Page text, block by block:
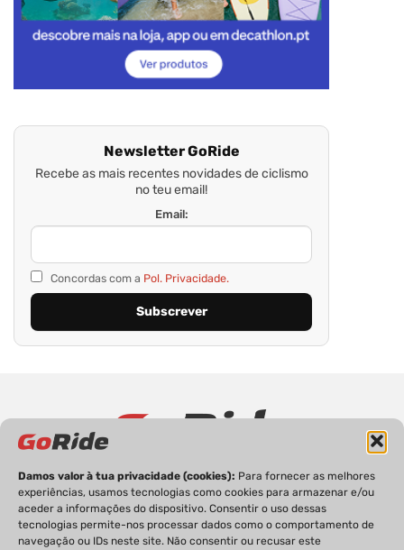
Damos valor à tua privacidade (cookies): Para fornecer as melhores
experiências, usamos tecnologias como cookies para armazenar e/ou
aceder a informações do dispositivo. Consentir o uso dessas
tecnologias permite-nos processar dados como o comportamento de
navegação ou IDs neste site. Não consentir ou recusar este
Newsletter GoRide
Recebe as mais recentes novidades de ciclismo
no teu email!
Email:
Concordas com a Pol. Privacidade.
PRIVACIDADE FICHA TÉCNICA
ESTATUTO EDITORIAL
POLÍTICA DE COOKIES
CONTACTOS